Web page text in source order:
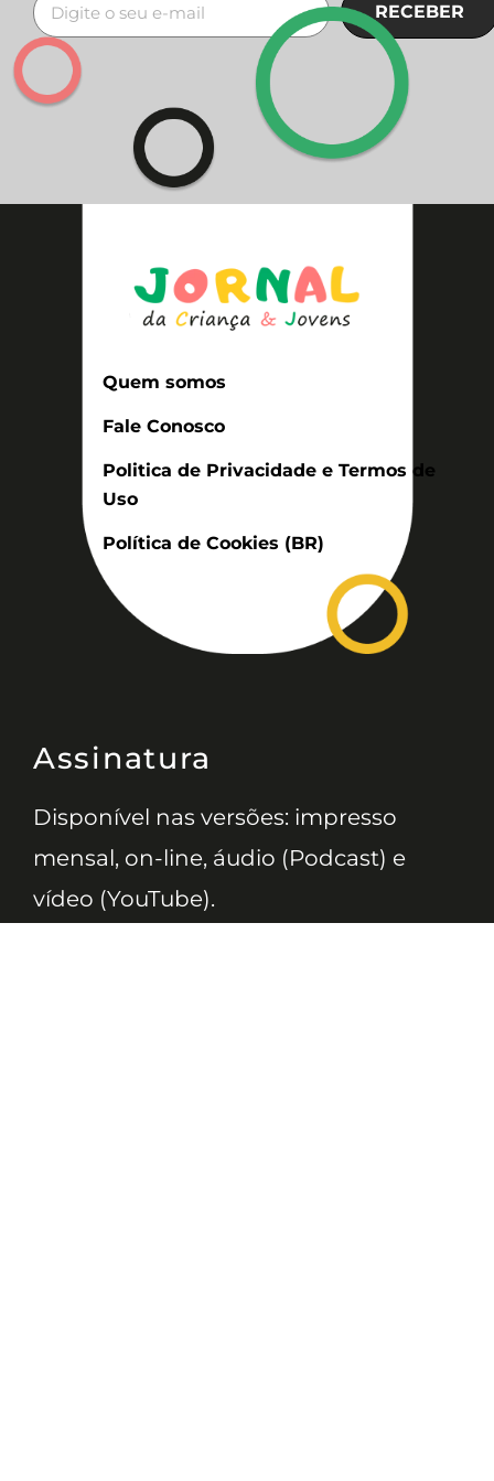
RECEBER
Quem somos
Fale Conosco
Politica de Privacidade e Termos de
Uso
Política de Cookies (BR)
Assinatura
Disponível nas versões: impresso
mensal, on-line, áudio (Podcast) e
vídeo (YouTube).